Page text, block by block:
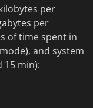
per
per
of time spent in
and system
15 min):